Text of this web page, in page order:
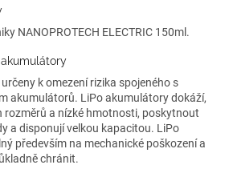
NANOPROTECH ELECTRIC 150ml.
k omezení rizika spojeného s
akumulátorů. LiPo akumulátory dokáží,
rozměrů a nízké hmotnosti, poskytnout
a disponují velkou kapacitou. LiPo
především na mechanické poškození a
chránit.